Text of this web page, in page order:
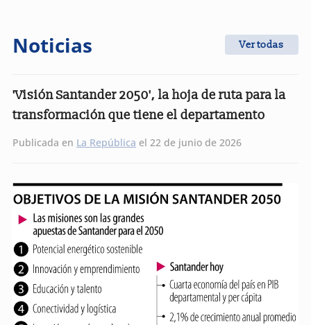
Noticias Ver todas
'Visión Santander 2050', la hoja de ruta para la
transformación que tiene el departamento
Publicada en La República el 22 de junio de 2026